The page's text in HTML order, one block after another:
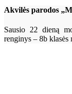
Akvilės parodos
Sausio 22 dieną
renginys – 8b